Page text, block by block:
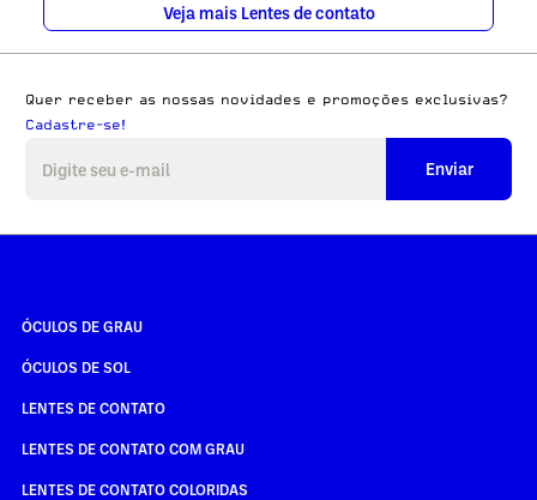
Veja mais Lentes de contato
Quer receber as nossas novidades e promoções exclusivas?
Cadastre-se!
Enviar
ÓCULOS DE GRAU
ÓCULOS DE SOL
LENTES DE CONTATO
LENTES DE CONTATO COM GRAU
LENTES DE CONTATO COLORIDAS